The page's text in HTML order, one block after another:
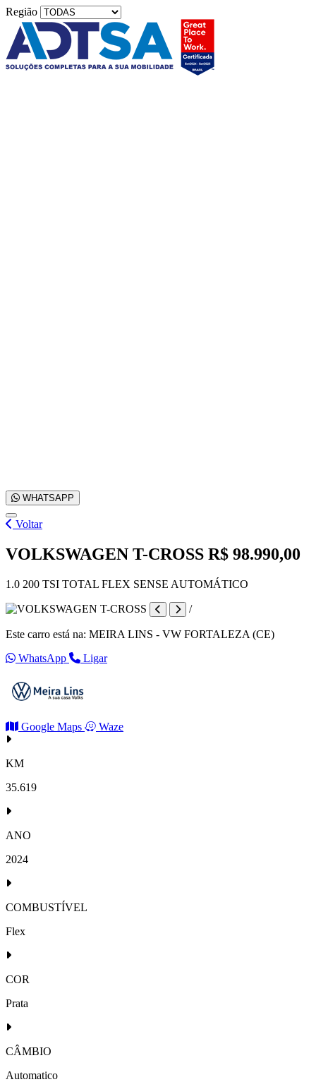
Região
WHATSAPP
Voltar
VOLKSWAGEN T-CROSS R$ 98.990,00
1.0 200 TSI TOTAL FLEX SENSE AUTOMÁTICO
/
Este carro está na: MEIRA LINS - VW FORTALEZA (CE)
WhatsApp
Ligar
Google Maps Waze
KM
35.619
ANO
2024
COMBUSTÍVEL
Flex
COR
Prata
CÂMBIO
Automatico